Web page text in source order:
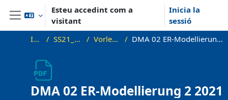
Ves al contingut principal
Panell lateral
Esteu accedint com a
visitant
Inicia la
sessió
Inici SS21_DMA Vorlesung DMA 02 ER-Modellierung 2 2021
DMA 02 ER-Modellierung 2 2021